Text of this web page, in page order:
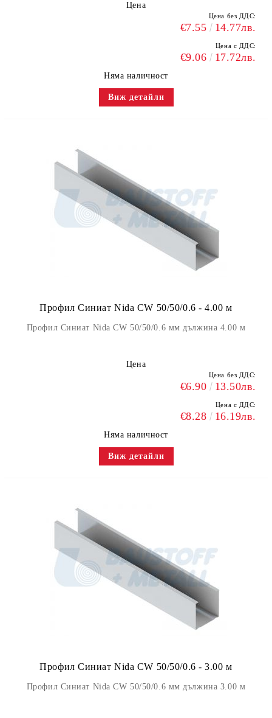
Цена
Цена без ДДС:
€7.55 14.77лв.
Цена с ДДС:
€9.06 17.72лв.
Няма наличност
Виж детайли
Профил Синиат Nida CW 50/50/0.6 - 4.00 м
Профил Синиат Nida CW 50/50/0.6 мм дължина 4.00 м
Цена
Цена без ДДС:
€6.90 13.50лв.
Цена с ДДС:
€8.28 16.19лв.
Няма наличност
Виж детайли
Профил Синиат Nida CW 50/50/0.6 - 3.00 м
Профил Синиат Nida CW 50/50/0.6 мм дължина 3.00 м